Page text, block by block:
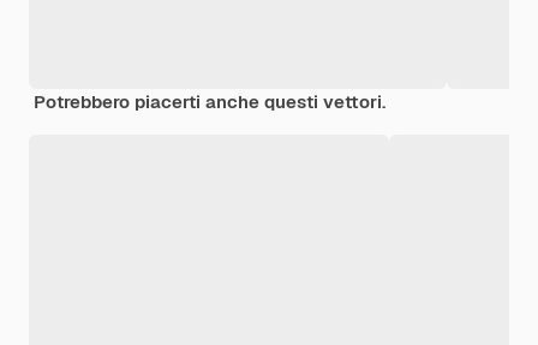
Potrebbero piacerti anche questi vettori.